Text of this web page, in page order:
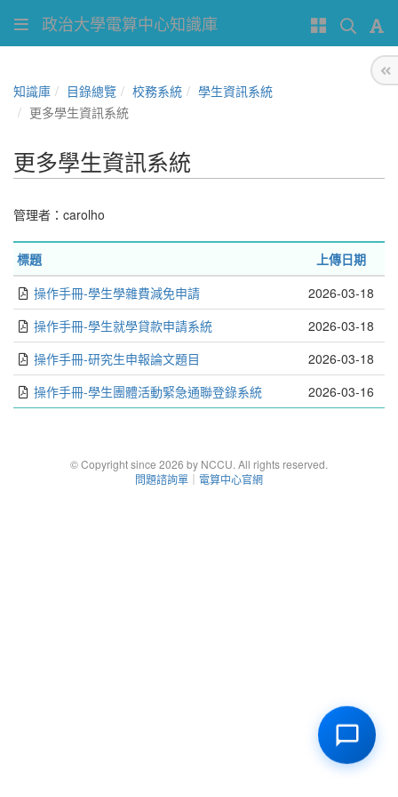
政治大學電算中心知識庫
知識庫 目錄總覽 校務系統
學生資訊系統
更多學生資訊系統
更多學生資訊系統
管理者： carolho
標題
上傳日期
操作手冊-學生學雜費減免申請
2026-03-18
操作手冊-學生就學貸款申請系統
2026-03-18
操作手冊-研究生申報論文題目
2026-03-18
操作手冊-學生團體活動緊急通聯登錄系統
2026-03-16
© Copyright since 2026 by NCCU. All rights reserved.
問題諮詢單 ｜ 電算中心官網